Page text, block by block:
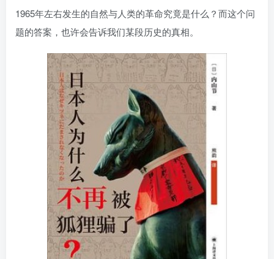
1965年左右发生的自然与人类的革命究竟是什么？而这个问
题的答案，也许会告诉我们某段历史的真相。